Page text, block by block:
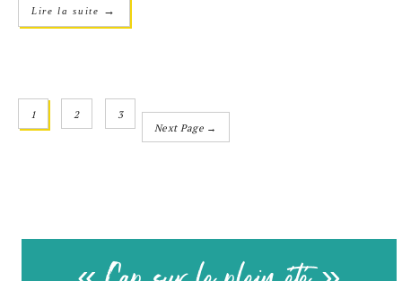
Lire la suite →
1 2
3
Next Page →